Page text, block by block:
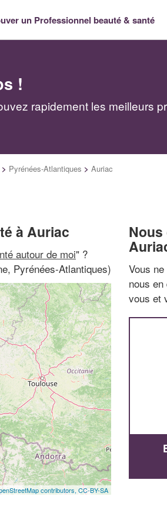
un Professionnel beauté & santé
!
rapidement les meilleurs
> Pyrénées-Atlantiques > Auriac
à Auriac
autour de moi" ?
Pyrénées-Atlantiques)
contributors, CC-BY-SA
Vous
nous
vous et